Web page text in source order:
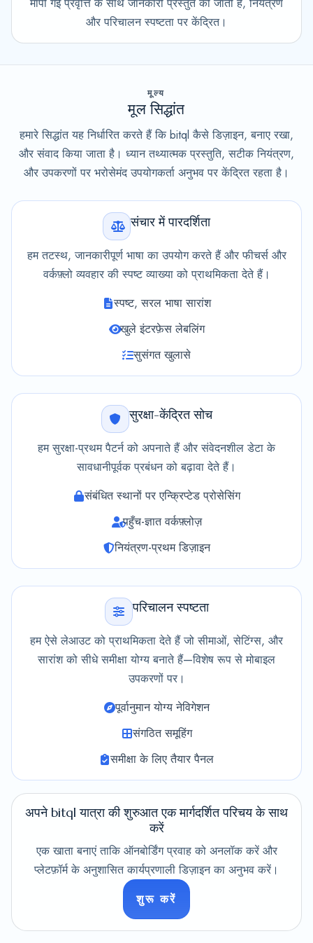
और परिचालन स्पष्टता पर केंद्रित।
मूल्य
मूल सिद्धांत
हमारे सिद्धांत यह निर्धारित करते हैं कि bitql कैसे डिज़ाइन, बनाए रखा,
और संवाद किया जाता है। ध्यान तथ्यात्मक प्रस्तुति, सटीक नियंत्रण,
और उपकरणों पर भरोसेमंद उपयोगकर्ता अनुभव पर केंद्रित रहता है।
संचार में पारदर्शिता
हम तटस्थ, जानकारीपूर्ण भाषा का उपयोग करते हैं और फीचर्स और
वर्कफ़्लो व्यवहार की स्पष्ट व्याख्या को प्राथमिकता देते हैं।
स्पष्ट, सरल भाषा सारांश
खुले इंटरफ़ेस लेबलिंग
सुसंगत खुलासे
सुरक्षा-केंद्रित सोच
हम सुरक्षा-प्रथम पैटर्न को अपनाते हैं और संवेदनशील डेटा के
सावधानीपूर्वक प्रबंधन को बढ़ावा देते हैं।
संबंधित स्थानों पर एन्क्रिप्टेड प्रोसेसिंग
पहुँच-ज्ञात वर्कफ़्लोज़
नियंत्रण-प्रथम डिज़ाइन
परिचालन स्पष्टता
हम ऐसे लेआउट को प्राथमिकता देते हैं जो सीमाओं, सेटिंग्स, और
सारांश को सीधे समीक्षा योग्य बनाते हैं—विशेष रूप से मोबाइल
उपकरणों पर।
पूर्वानुमान योग्य नेविगेशन
संगठित समूहिंग
समीक्षा के लिए तैयार पैनल
अपने bitql यात्रा की शुरुआत एक मार्गदर्शित परिचय के साथ
करें
एक खाता बनाएं ताकि ऑनबोर्डिंग प्रवाह को अनलॉक करें और
प्लेटफ़ॉर्म के अनुशासित कार्यप्रणाली डिज़ाइन का अनुभव करें।
शुरू करें